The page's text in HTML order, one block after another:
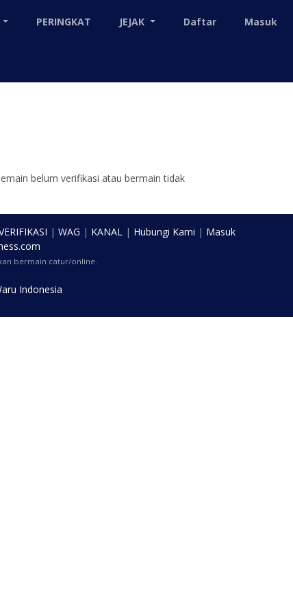
PERINGKAT JEJAK Daftar Masuk
belum verifikasi atau bermain tidak
| WAG | KANAL| Hubungi Kami | Masuk
bermain catur/online.
Indonesia